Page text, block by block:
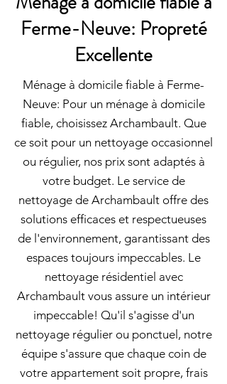
Ferme-Neuve: Propreté
Excellente
Ménage à domicile fiable à Ferme-
Neuve: Pour un ménage à domicile
fiable, choisissez Archambault. Que
ce soit pour un nettoyage occasionnel
ou régulier, nos prix sont adaptés à
votre budget. Le service de
nettoyage de Archambault offre des
solutions efficaces et respectueuses
de l'environnement, garantissant des
espaces toujours impeccables. Le
nettoyage résidentiel avec
Archambault vous assure un intérieur
impeccable! Qu'il s'agisse d'un
nettoyage régulier ou ponctuel, notre
équipe s'assure que chaque coin de
votre appartement soit propre, frais